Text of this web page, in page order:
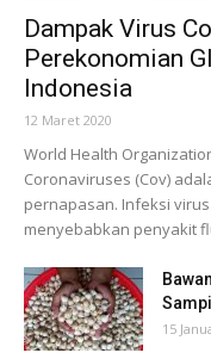
Dampak Virus
Perekonomian
Indonesia
12 Maret 2020
World Health
Coronaviruses (Cov)
pernapasan. Infeksi virus
menyebabkan penyakit
15